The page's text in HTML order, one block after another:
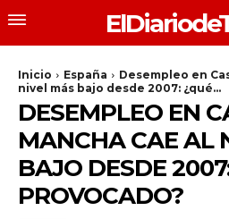
Inicio España
Desempleo en
nivel más bajo desde 2007: ¿qué...
DESEMPLEO EN
MANCHA CAE AL
BAJO DESDE
PROVOCADO?